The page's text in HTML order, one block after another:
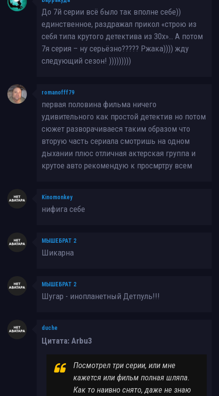
До 7й серии всё было так вполне себе))
единственное, раздражал прикол «строю из
себя типа крутого детектива из 30х»… А потом
7я серия – ну серьёзно????? Ржака)))) жду
следующий сезон! )))))))))
romanofff79
первая половина фильма ничего
удивительного как простой детектив но потом
сюжет разворачиваеся таким образом что
вторую часть сериала смотришь на одном
дыхании плюс отличная актерская группа и
крутое авто рекомендую к просмртру всем
Kinomonkey
нифига себе
МЫШЕБРАТ 2
Шикарна
МЫШЕБРАТ 2
Шугар - инопланетный Детпуль!!!
duche
Цитата: Arbu3
Посмотрел три серии, или мне
кажется или фильм полная шляпа.
Как то наивно снято, даже не знаю